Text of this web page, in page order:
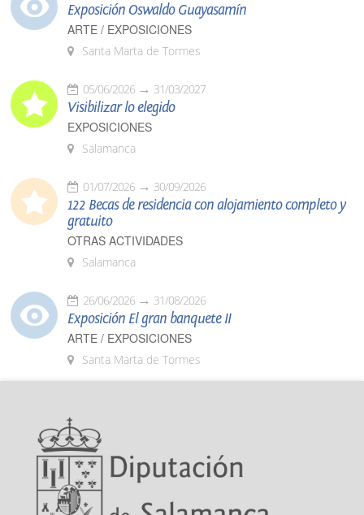
Exposición Oswaldo Guayasamín
ARTE / EXPOSICIONES
Santa Marta de Tormes
05/06/2026 31/03/2027
Visibilizar lo elegido
EXPOSICIONES
Salamanca
01/07/2026 30/09/2026
122 Becas de residencia con alojamiento completo y
gratuito
OTRAS ACTIVIDADES
Salamanca
26/06/2026 31/08/2026
Exposición El gran banquete II
ARTE / EXPOSICIONES
Santa Marta de Tormes